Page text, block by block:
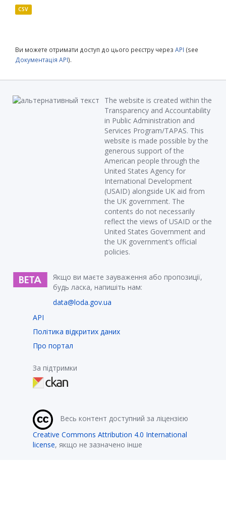
CSV
Ви можете отримати доступ до цього реєстру через API (see
Документація API).
The website is created within the
Transparency and Accountability
in Public Administration and
Services Program/TAPAS. This
website is made possible by the
generous support of the
American people through the
United States Agency for
International Development
(USAID) alongside UK aid from
the UK government. The
contents do not necessarily
reflect the views of USAID or the
United States Government and
the UK government’s official
policies.
Якщо ви маєте зауваження або пропозиції,
будь ласка, напишіть нам:
data@loda.gov.ua
API
Політика відкритих даних
Про портал
За підтримки
Весь контент доступний за ліцензією
Creative Commons Attribution 4.0 International
license, якщо не зазначено інше